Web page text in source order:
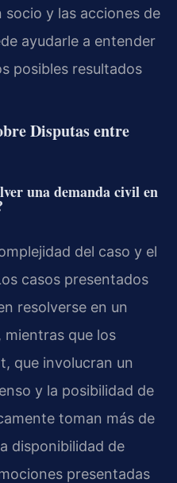
y las acciones de
ayudarle a entender
posibles resultados
Disputas entre
una demanda civil en
del caso y el
casos presentados
resolverse en un
mientras que los
que involucran un
y la posibilidad de
toman más de
disponibilidad de
presentadas